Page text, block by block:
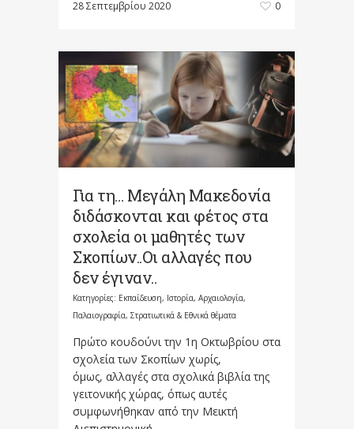
28 Σεπτεμβρίου 2020 0
Για τη… Μεγάλη Μακεδονία
διδάσκονται και φέτος στα
σχολεία οι μαθητές των
Σκοπίων..Οι αλλαγές που
δεν έγιναν..
Κατηγορίες: Εκπαίδευση, Ιστορία, Αρχαιολογία,
Παλαιογραφία, Στρατιωτικά & Εθνικά θέματα
Πρώτο κουδούνι την 1η Οκτωβρίου στα
σχολεία των Σκοπίων χωρίς,
όμως, αλλαγές στα σχολικά βιβλία της
γειτονικής χώρας, όπως αυτές
συμφωνήθηκαν από την Μεικτή